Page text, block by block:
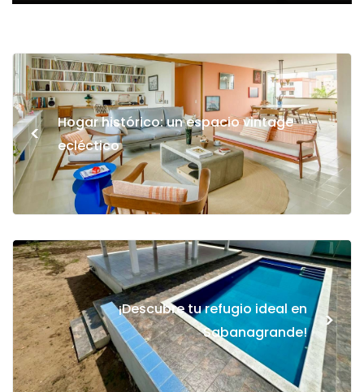
<
Hogar histórico: un espacio vintage
ecléctico
¡Descubre tu refugio ideal en
Sabanagrande!
>